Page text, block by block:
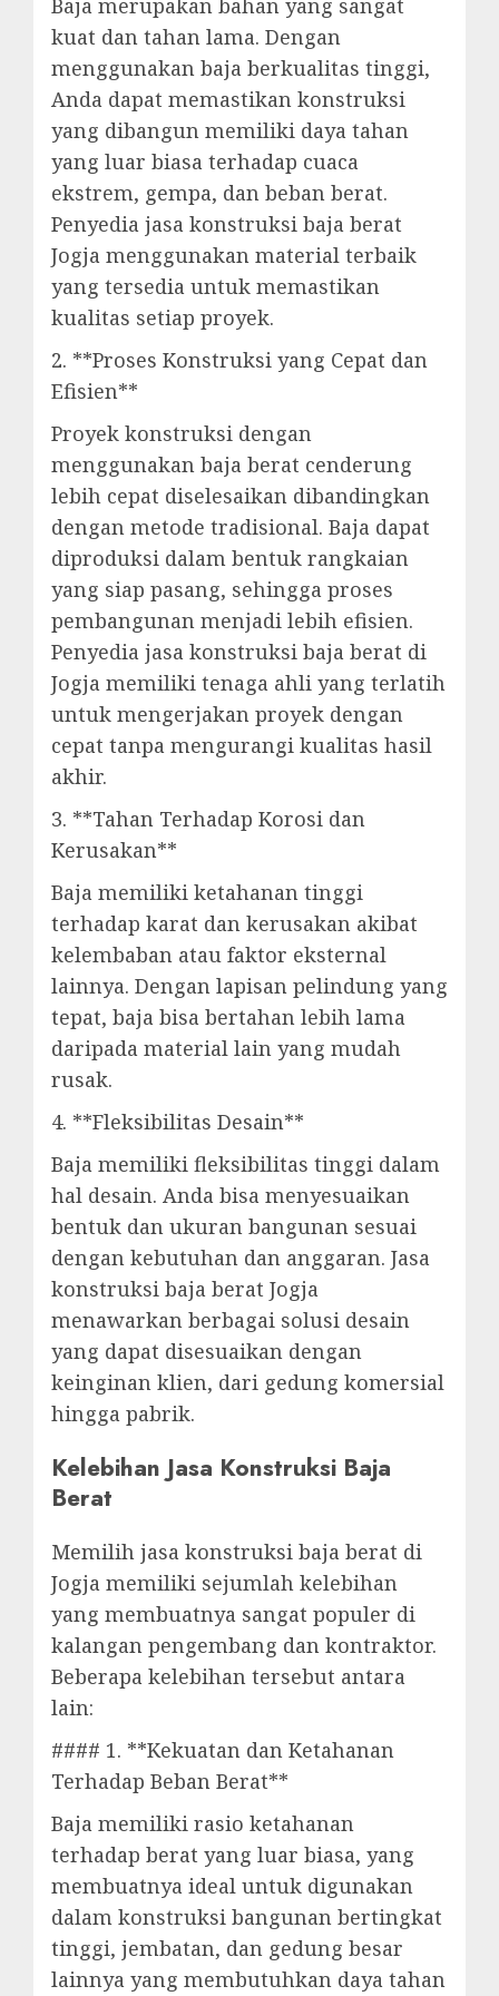
Baja merupakan bahan yang sangat
kuat dan tahan lama. Dengan
menggunakan baja berkualitas tinggi,
Anda dapat memastikan konstruksi
yang dibangun memiliki daya tahan
yang luar biasa terhadap cuaca
ekstrem, gempa, dan beban berat.
Penyedia jasa konstruksi baja berat
Jogja menggunakan material terbaik
yang tersedia untuk memastikan
kualitas setiap proyek.
2. **Proses Konstruksi yang Cepat dan
Efisien**
Proyek konstruksi dengan
menggunakan baja berat cenderung
lebih cepat diselesaikan dibandingkan
dengan metode tradisional. Baja dapat
diproduksi dalam bentuk rangkaian
yang siap pasang, sehingga proses
pembangunan menjadi lebih efisien.
Penyedia jasa konstruksi baja berat di
Jogja memiliki tenaga ahli yang terlatih
untuk mengerjakan proyek dengan
cepat tanpa mengurangi kualitas hasil
akhir.
3. **Tahan Terhadap Korosi dan
Kerusakan**
Baja memiliki ketahanan tinggi
terhadap karat dan kerusakan akibat
kelembaban atau faktor eksternal
lainnya. Dengan lapisan pelindung yang
tepat, baja bisa bertahan lebih lama
daripada material lain yang mudah
rusak.
4. **Fleksibilitas Desain**
Baja memiliki fleksibilitas tinggi dalam
hal desain. Anda bisa menyesuaikan
bentuk dan ukuran bangunan sesuai
dengan kebutuhan dan anggaran. Jasa
konstruksi baja berat Jogja
menawarkan berbagai solusi desain
yang dapat disesuaikan dengan
keinginan klien, dari gedung komersial
hingga pabrik.
Kelebihan Jasa Konstruksi Baja
Berat
Memilih jasa konstruksi baja berat di
Jogja memiliki sejumlah kelebihan
yang membuatnya sangat populer di
kalangan pengembang dan kontraktor.
Beberapa kelebihan tersebut antara
lain:
#### 1. **Kekuatan dan Ketahanan
Terhadap Beban Berat**
Baja memiliki rasio ketahanan
terhadap berat yang luar biasa, yang
membuatnya ideal untuk digunakan
dalam konstruksi bangunan bertingkat
tinggi, jembatan, dan gedung besar
lainnya yang membutuhkan daya tahan